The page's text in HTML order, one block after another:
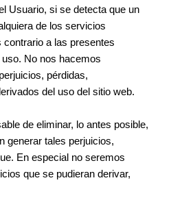
Usuario, si se detecta que un
de los servicios
a las presentes
No nos hacemos
pérdidas,
del uso del sitio web.
de eliminar, lo antes posible,
generar tales perjuicios,
En especial no seremos
que se pudieran derivar,